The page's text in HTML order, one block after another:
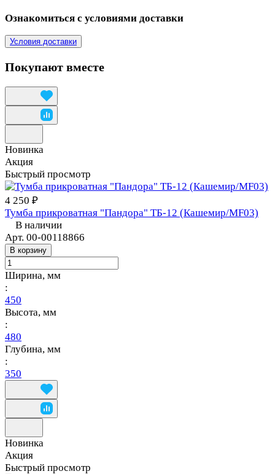
Ознакомиться с условиями доставки
Условия доставки
Покупают вместе
Новинка
Акция
Быстрый просмотр
4 250 ₽
Тумба прикроватная "Пандора" ТБ-12 (Кашемир/MF03)
В наличии
Арт. 00-00118866
В корзину
Ширина, мм
:
450
Высота, мм
:
480
Глубина, мм
:
350
Новинка
Акция
Быстрый просмотр